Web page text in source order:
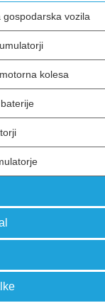
gospodarska vozila
kolesa